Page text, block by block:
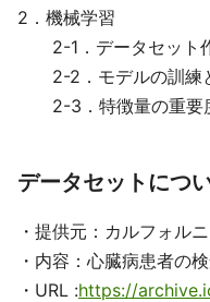
2．機械学習
2-1．データセット
2-2．モデルの訓練
2-3．特徴量の重要
データセットにつ
・提供元：カルフォル
・内容：心臓病患者の
・URL :https://